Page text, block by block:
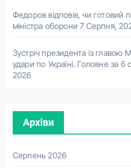
Федоров відповів, чи готовий
міністра оборони 7 Серпня,
Зустріч президента із
удари по Україні. Головне за 6
2026
Архіви
Серпень 2026